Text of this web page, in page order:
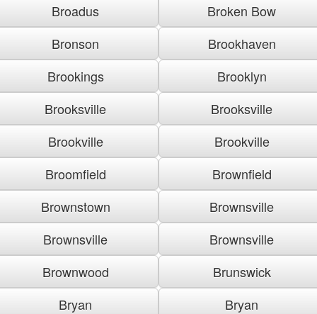
Broadus
Broken Bow
Bronson
Brookhaven
Brookings
Brooklyn
Brooksville
Brooksville
Brookville
Brookville
Broomfield
Brownfield
Brownstown
Brownsville
Brownsville
Brownsville
Brownwood
Brunswick
Bryan
Bryan